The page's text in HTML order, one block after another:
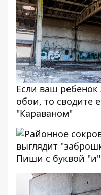
Если ваш
обои, то сводите
"Караваном"
Пиши с буквой "и"